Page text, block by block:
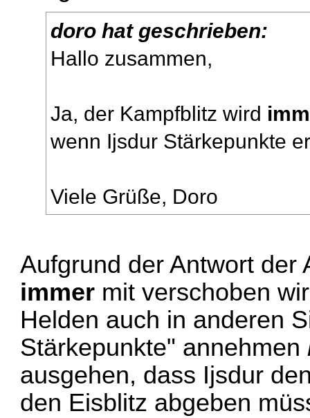
doro hat geschrieben:
Hallo zusammen,
Ja, der Kampfblitz wird
wenn Ijsdur Stärkepunkte
Viele Grüße, Doro
Aufgrund der Antwort der
immer mit verschoben
Helden auch in anderen
Stärkepunkte" annehmen
ausgehen, dass Ijsdur
den Eisblitz abgeben